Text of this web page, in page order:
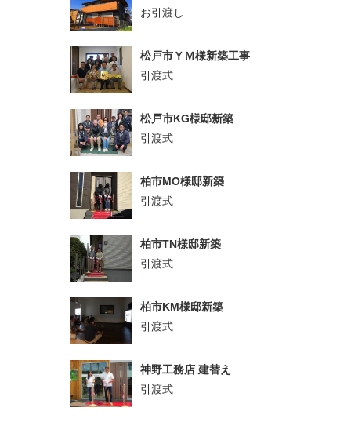
お引渡し
松戸市ＹＭ様新築工事
引渡式
松戸市KG様邸新築
引渡式
柏市MO様邸新築
引渡式
柏市TN様邸新築
引渡式
柏市KM様邸新築
引渡式
神野工務店 建替え
引渡式